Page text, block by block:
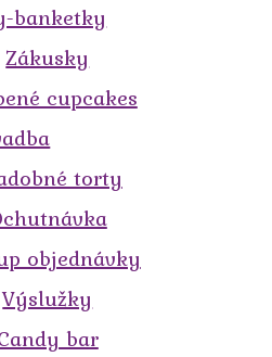
banketky
Zákusky
cupcakes
torty
objednávky
Výslužky
bar